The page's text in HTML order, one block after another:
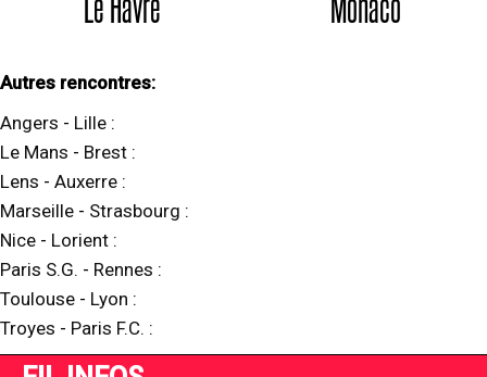
Autres rencontres:
Angers - Lille :
Le Mans - Brest :
Lens - Auxerre :
Marseille - Strasbourg :
Nice - Lorient :
Paris S.G. - Rennes :
Toulouse - Lyon :
Troyes - Paris F.C. :